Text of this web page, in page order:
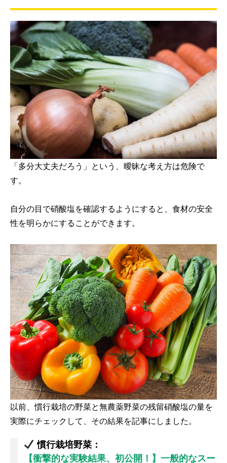
「多分大丈夫だろう」という、曖昧な考え方は危険で
す。
自分の目で硝酸塩を確認するようにすると、食材の安全
性を明らかにすることができます。
以前、慣行栽培の野菜と無農薬野菜の残留硝酸塩の量を
実際にチェックして、その結果を記事にしました。
慣行栽培野菜：
【衝撃的な実験結果、初公開！】一般的なスー